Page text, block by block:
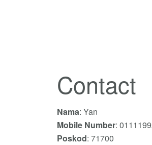
Contact
Nama: Yan
Mobile Number:
Poskod: 71700